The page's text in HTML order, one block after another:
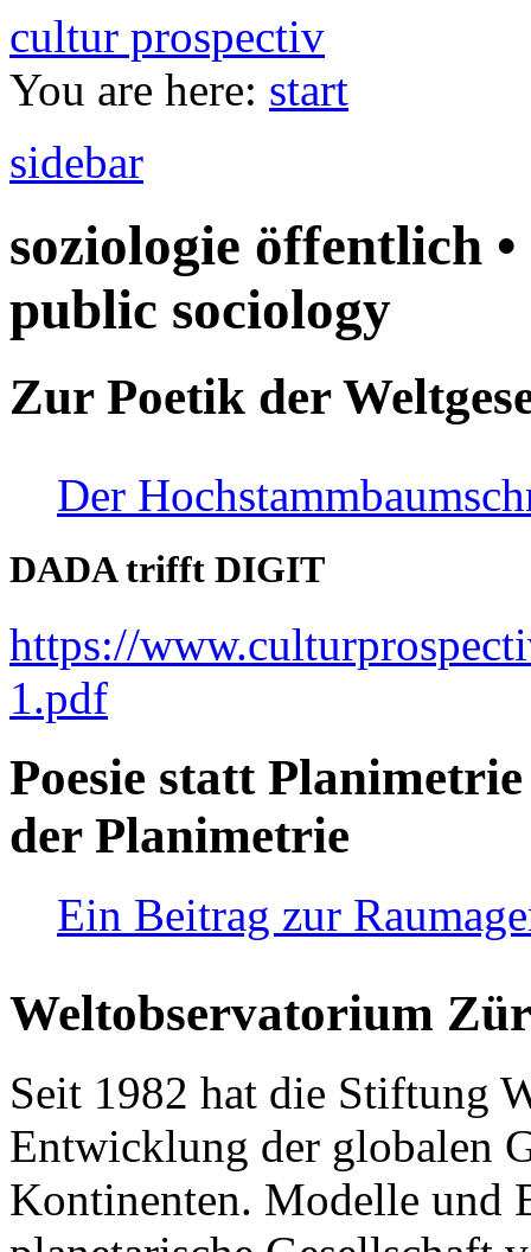
cultur prospectiv
You are here: start
sidebar
soziologie öffentlich
public sociology
Zur Poetik der
Der
DADA trifft DIGIT
https://
1.pdf
Poesie statt
der Planimetrie
Ein Beitrag zur
Weltobservatorium
Seit 1982 hat die Stiftung
Entwicklung der globalen
Kontinenten. Modelle und